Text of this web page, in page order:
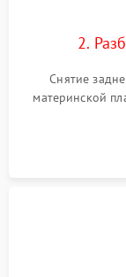
2.
Снятие
материнской
Проверка